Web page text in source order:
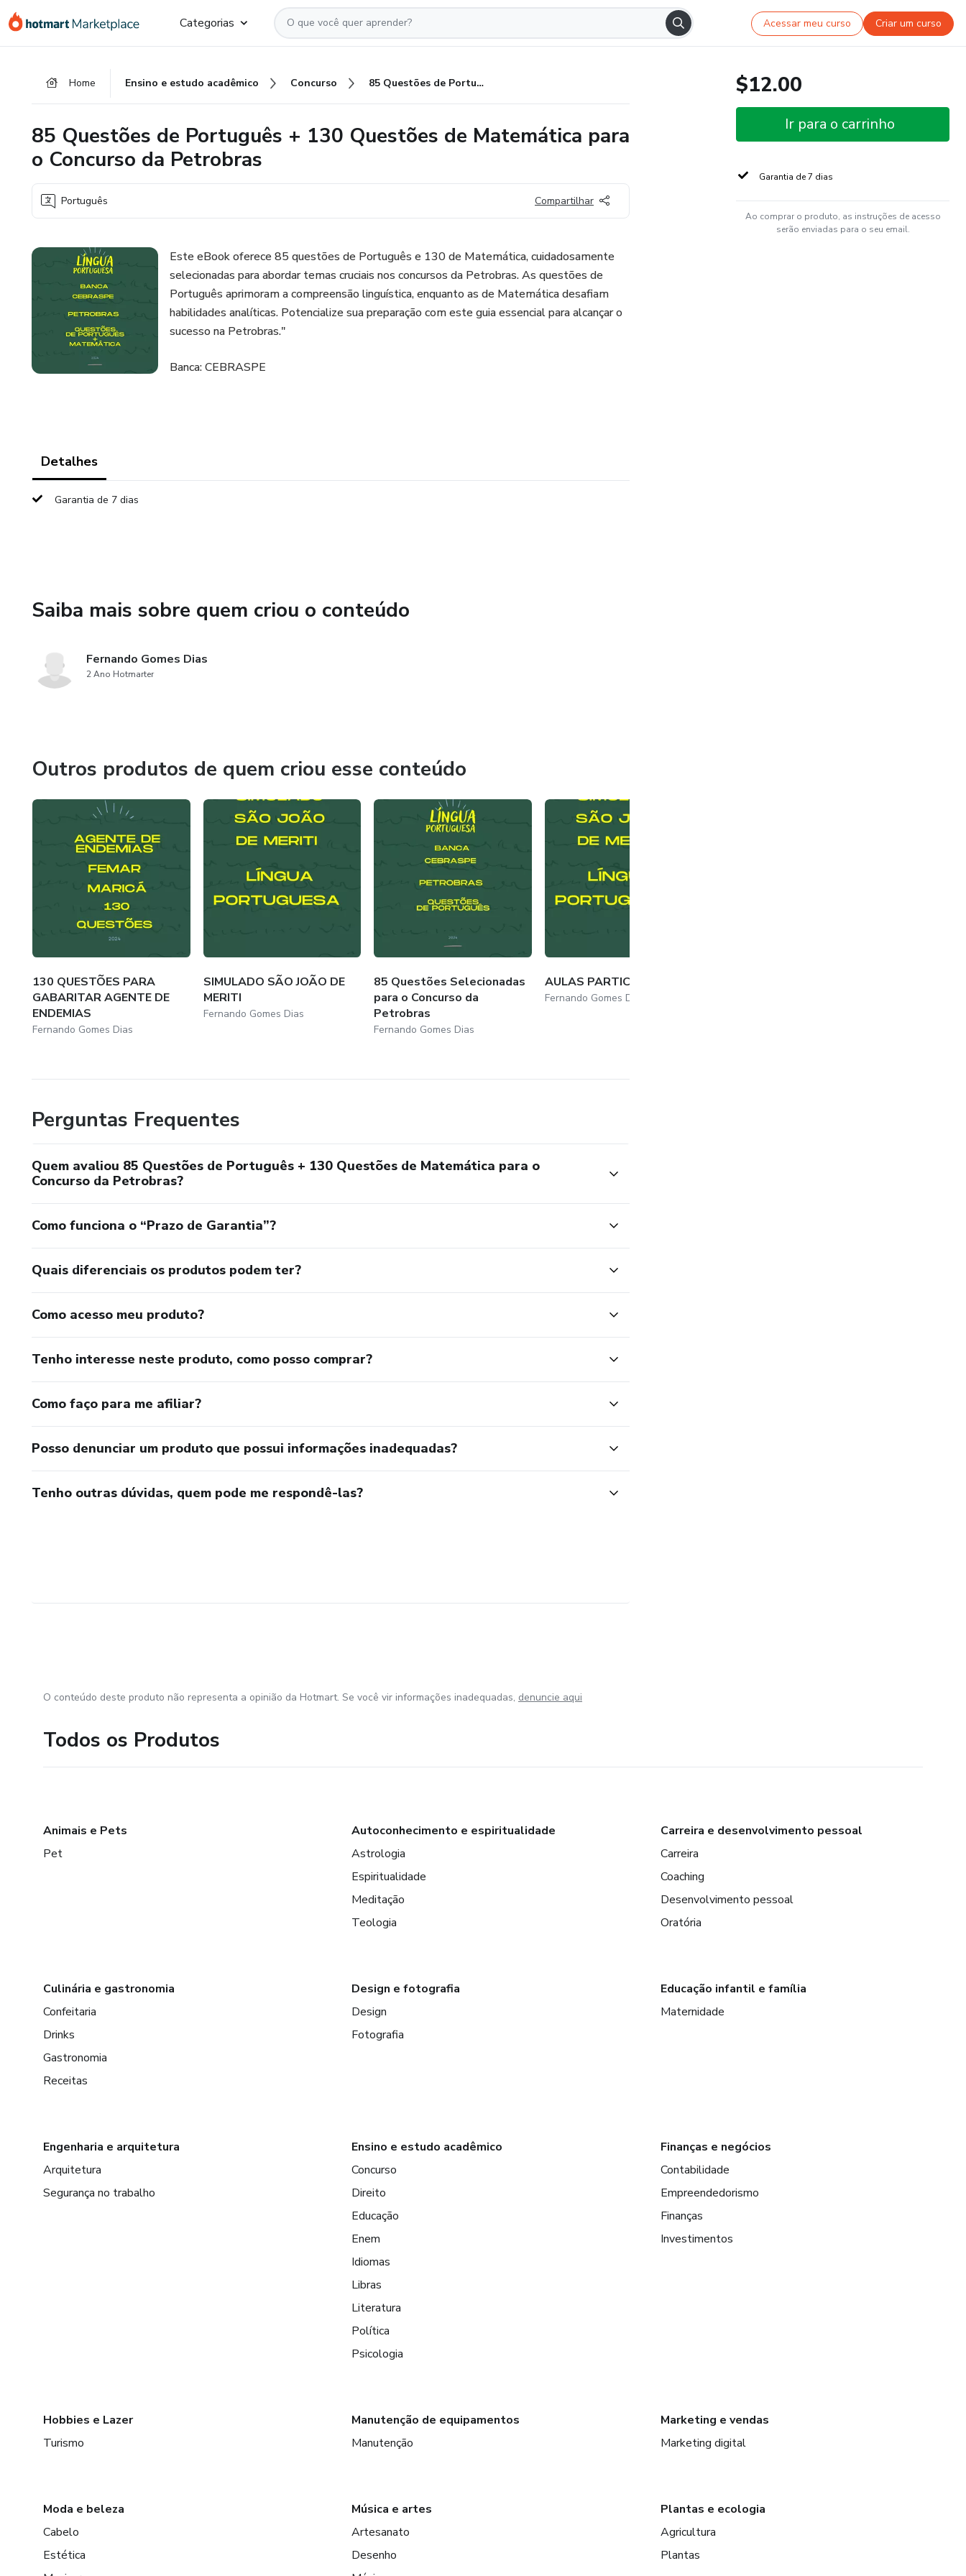
para
para
para
Categorias Acessar meu curso Criar um curso
Home Ensino e estudo acadêmico Concurso 85 Questões de Português + 130 Questões de Matemática para o Concurso da Petrobras
85 Questões de Português + 130 Questões de Matemática para
o Concurso da Petrobras
Português Compartilhar
Este eBook oferece 85 questões de Português e 130 de Matemática, cuidadosamente
selecionadas para abordar temas cruciais nos concursos da Petrobras. As questões de
Português aprimoram a compreensão linguística, enquanto as de Matemática desafiam
habilidades analíticas. Potencialize sua preparação com este guia essencial para alcançar o
sucesso na Petrobras."
Banca: CEBRASPE
Detalhes
Garantia de 7 dias
Saiba mais sobre quem criou o conteúdo
Fernando Gomes Dias
2 Ano Hotmarter
Outros produtos de quem criou esse conteúdo
130 QUESTÕES PARA
GABARITAR AGENTE DE
ENDEMIAS
Fernando Gomes Dias
SIMULADO SÃO JOÃO DE
MERITI
Fernando Gomes Dias
85 Questões Selecionadas
para o Concurso da
Petrobras
Fernando Gomes Dias
AULAS PARTICULARES
Fernando Gomes Dias
Perguntas Frequentes
Quem avaliou 85 Questões de Português + 130 Questões de Matemática para o
Concurso da Petrobras?
Como funciona o “Prazo de Garantia”?
Quais diferenciais os produtos podem ter?
Como acesso meu produto?
Tenho interesse neste produto, como posso comprar?
Como faço para me afiliar?
Posso denunciar um produto que possui informações inadequadas?
Tenho outras dúvidas, quem pode me respondê-las?
$12.00
Ir para o carrinho
Garantia de 7 dias
Ao comprar o produto, as instruções de acesso
serão enviadas para o seu email.
O conteúdo deste produto não representa a opinião da Hotmart. Se você vir informações inadequadas, denuncie aqui
Todos os Produtos
Animais e Pets
Pet
Autoconhecimento e espiritualidade
Astrologia
Espiritualidade
Meditação
Teologia
Carreira e desenvolvimento pessoal
Carreira
Coaching
Desenvolvimento pessoal
Oratória
Culinária e gastronomia
Confeitaria
Drinks
Gastronomia
Receitas
Design e fotografia
Design
Fotografia
Educação infantil e família
Maternidade
Engenharia e arquitetura
Arquitetura
Segurança no trabalho
Ensino e estudo acadêmico
Concurso
Direito
Educação
Enem
Idiomas
Libras
Literatura
Política
Psicologia
Finanças e negócios
Contabilidade
Empreendedorismo
Finanças
Investimentos
Hobbies e Lazer
Turismo
Manutenção de equipamentos
Manutenção
Marketing e vendas
Marketing digital
Moda e beleza
Cabelo
Estética
Música e artes
Artesanato
Desenho
Plantas e ecologia
Agricultura
Plantas